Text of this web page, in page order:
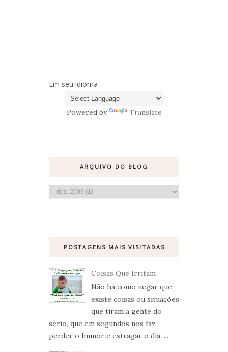
Em seu idioma
Powered by Translate
ARQUIVO DO BLOG
POSTAGENS MAIS VISITADAS
Coisas Que Irritam
Não há como negar que
existe coisas ou situações
que tiram a gente do
sério, que em segundos nos faz
perder o humor e estragar o dia. ...